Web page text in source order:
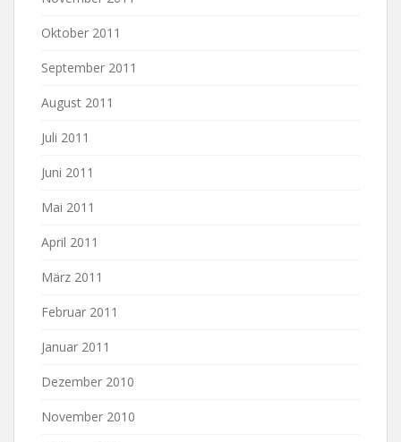
Oktober 2011
September 2011
August 2011
Juli 2011
Juni 2011
Mai 2011
April 2011
März 2011
Februar 2011
Januar 2011
Dezember 2010
November 2010